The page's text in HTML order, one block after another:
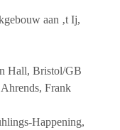
aan ‚t Ij,
Hall, Bristol/GB
Frank
Happening,